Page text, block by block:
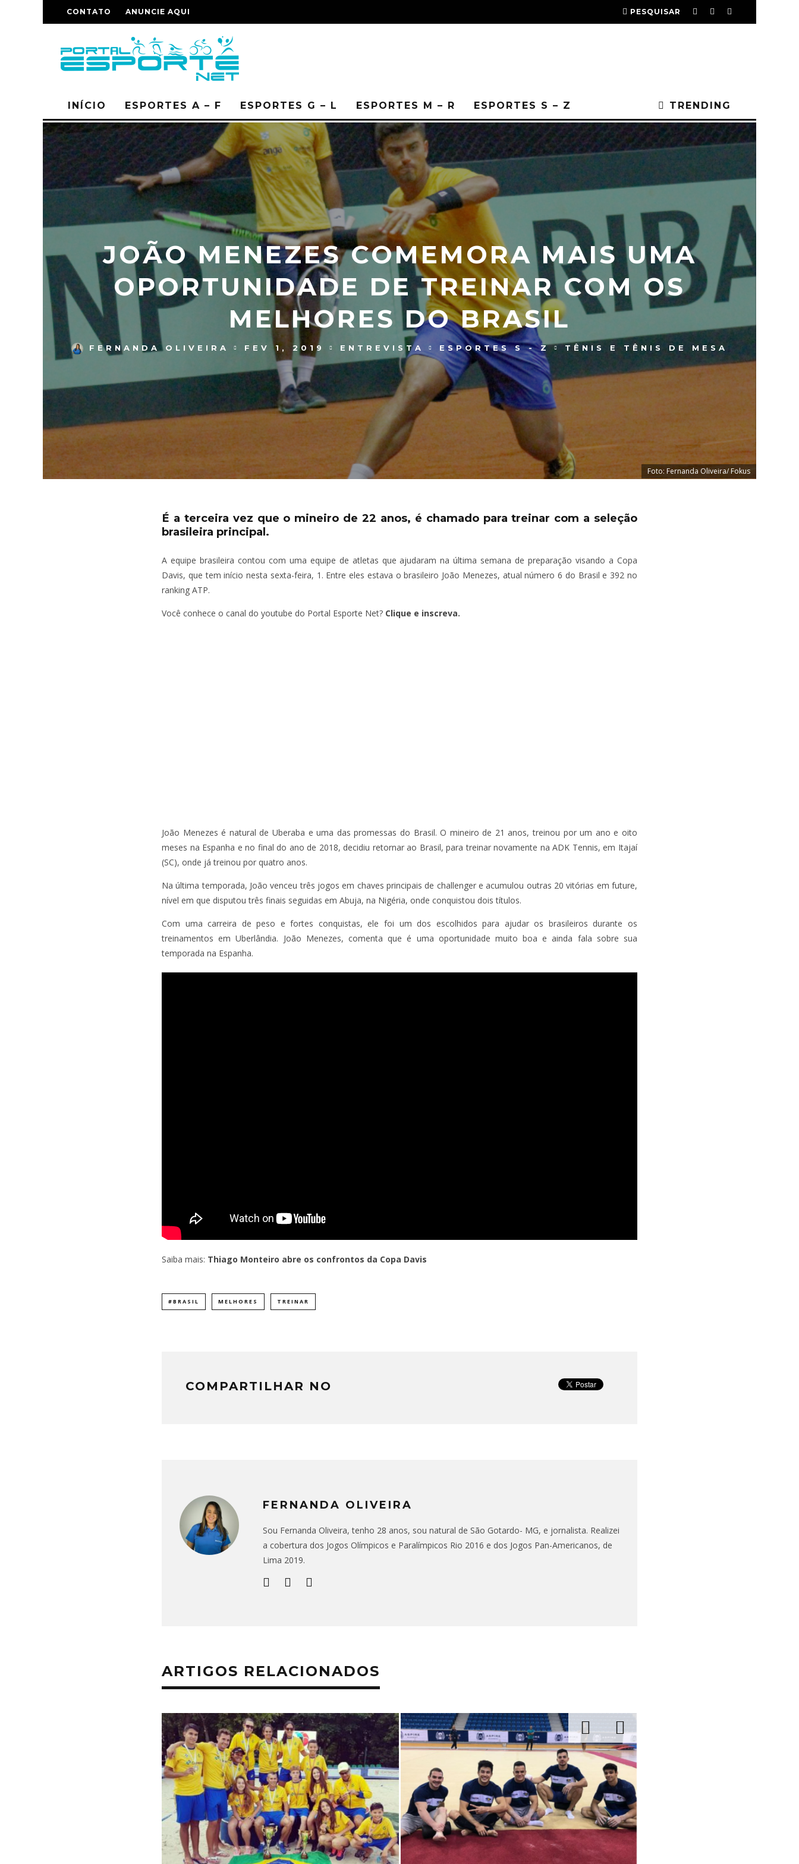
CONTATO ANUNCIE AQUI PESQUISAR
INÍCIO ESPORTES A – F ESPORTES G – L ESPORTES M – R ESPORTES S – Z TRENDING
JOÃO MENEZES COMEMORA MAIS UMA
OPORTUNIDADE DE TREINAR COM OS
MELHORES DO BRASIL
FERNANDA OLIVEIRA FEV 1, 2019 ENTREVISTA ESPORTES S - Z TÊNIS E TÊNIS DE MESA
Foto: Fernanda Oliveira/ Fokus
É a terceira vez que o mineiro de 22 anos, é chamado para treinar com a seleção
brasileira principal.
A equipe brasileira contou com uma equipe de atletas que ajudaram na última semana de preparação visando a Copa
Davis, que tem início nesta sexta-feira, 1. Entre eles estava o brasileiro João Menezes, atual número 6 do Brasil e 392 no
ranking ATP.
Você conhece o canal do youtube do Portal Esporte Net? Clique e inscreva.
João Menezes é natural de Uberaba e uma das promessas do Brasil. O mineiro de 21 anos, treinou por um ano e oito
meses na Espanha e no final do ano de 2018, decidiu retornar ao Brasil, para treinar novamente na ADK Tennis, em Itajaí
(SC), onde já treinou por quatro anos.
Na última temporada, João venceu três jogos em chaves principais de challenger e acumulou outras 20 vitórias em future,
nível em que disputou três finais seguidas em Abuja, na Nigéria, onde conquistou dois títulos.
Com uma carreira de peso e fortes conquistas, ele foi um dos escolhidos para ajudar os brasileiros durante os
treinamentos em Uberlândia. João Menezes, comenta que é uma oportunidade muito boa e ainda fala sobre sua
temporada na Espanha.
Saiba mais: Thiago Monteiro abre os confrontos da Copa Davis
#BRASIL MELHORES TREINAR
COMPARTILHAR NO
FERNANDA OLIVEIRA
Sou Fernanda Oliveira, tenho 28 anos, sou natural de São Gotardo- MG, e jornalista. Realizei
a cobertura dos Jogos Olímpicos e Paralímpicos Rio 2016 e dos Jogos Pan-Americanos, de
Lima 2019.
ARTIGOS RELACIONADOS